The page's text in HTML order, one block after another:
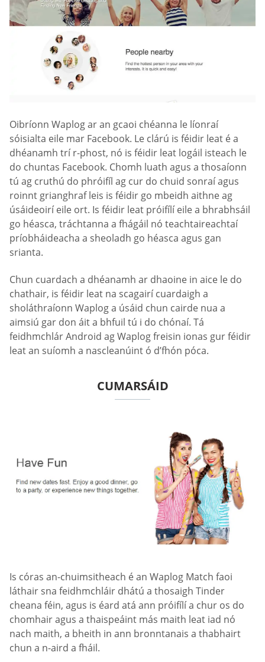
Oibríonn Waplog ar an gcaoi chéanna le líonraí
sóisialta eile mar Facebook. Le clárú is féidir leat é a
dhéanamh trí r-phost, nó is féidir leat logáil isteach le
do chuntas Facebook. Chomh luath agus a thosaíonn
tú ag cruthú do phróifíl ag cur do chuid sonraí agus
roinnt grianghraf leis is féidir go mbeidh aithne ag
úsáideoirí eile ort. Is féidir leat próifílí eile a bhrabhsáil
go héasca, tráchtanna a fhágáil nó teachtaireachtaí
príobháideacha a sheoladh go héasca agus gan
srianta.
Chun cuardach a dhéanamh ar dhaoine in aice le do
chathair, is féidir leat na scagairí cuardaigh a
sholáthraíonn Waplog a úsáid chun cairde nua a
aimsiú gar don áit a bhfuil tú i do chónaí. Tá
feidhmchlár Android ag Waplog freisin ionas gur féidir
leat an suíomh a nascleanúint ó d’fhón póca.
CUMARSÁID
Is córas an-chuimsitheach é an Waplog Match faoi
láthair sna feidhmchláir dhátú a thosaigh Tinder
cheana féin, agus is éard atá ann próifílí a chur os do
chomhair agus a thaispeáint más maith leat iad nó
nach maith, a bheith in ann bronntanais a thabhairt
chun a n-aird a fháil.